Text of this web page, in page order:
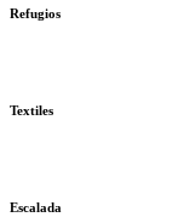
Refugios
Textiles
Escalada